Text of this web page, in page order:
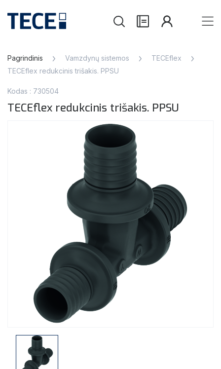
Pagrindinis Vamzdynų sistemos
TECEflex
TECEflex redukcinis trišakis. PPSU
Kodas : 730504
TECEflex redukcinis trišakis. PPSU